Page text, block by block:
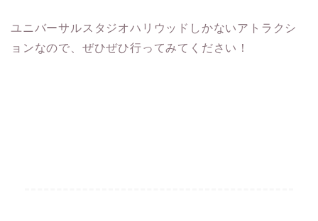
ユニバーサルスタジオハリウッドしかないアトラクシ
ョンなので、ぜひぜひ行ってみてください！